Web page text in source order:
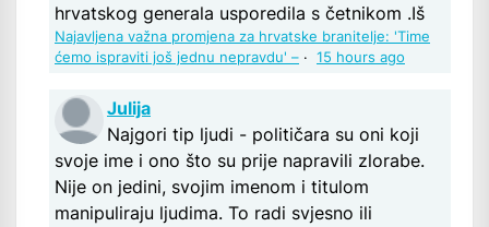
hrvatskog generala usporedila s četnikom .Iš
Najavljena važna promjena za hrvatske branitelje: 'Time
ćemo ispraviti još jednu nepravdu' – · 15 hours ago
Julija
Najgori tip ljudi - političara su oni koji
svoje ime i ono što su prije napravili zlorabe.
Nije on jedini, svojim imenom i titulom
manipuliraju ljudima. To radi svjesno ili